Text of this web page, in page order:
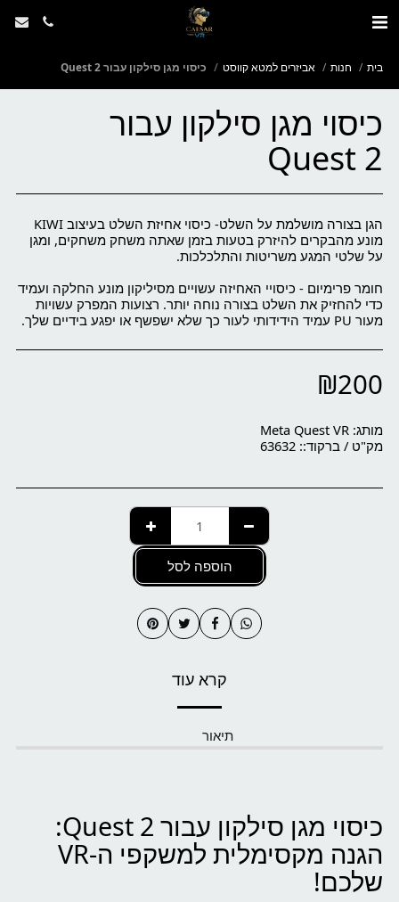
בית חנות אביזרים למטא קווסט כיסוי מגן סילקון עבור Quest 2
כיסוי מגן סילקון עבור
Quest 2
הגן בצורה מושלמת על השלט- כיסוי אחיזת השלט בעיצוב KIWI
מונע מהבקרים להיזרק בטעות בזמן שאתה משחק משחקים, ומגן
חומר פרימיום - כיסויי האחיזה עשויים מסיליקון מונע החלקה ועמיד
כדי להחזיק את השלט בצורה נוחה יותר. רצועות המפרק עשויות
מעור PU עמיד הידידותי לעור כך שלא ישפשף או יפגע בידיים שלך.
₪200
מותג: Meta Quest VR
מק"ט / ברקוד:: 63632
הוספה לסל
קרא עוד
תיאור
כיסוי מגן סילקון עבור Quest 2:
הגנה מקסימלית למשקפי ה-VR
שלכם!